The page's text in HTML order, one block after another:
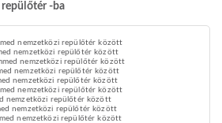
-ba
nemzetközi repülőtér között
nemzetközi repülőtér között
nemzetközi repülőtér között
nemzetközi repülőtér között
nemzetközi repülőtér között
nemzetközi repülőtér között
nemzetközi repülőtér között
nemzetközi repülőtér között
nemzetközi repülőtér között